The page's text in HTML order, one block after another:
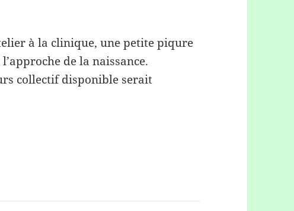
à la clinique, une petite piqure
de la naissance.
collectif disponible serait